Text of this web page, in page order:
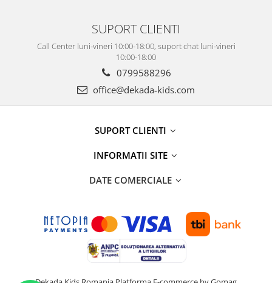
SUPORT CLIENTI
Call Center luni-vineri 10:00-18:00, suport chat luni-vineri
10:00-18:00
0799588296
office@dekada-kids.com
SUPORT CLIENTI
INFORMATII SITE
DATE COMERCIALE